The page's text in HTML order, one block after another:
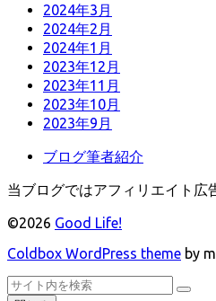
2024年3月
2024年2月
2024年1月
2023年12月
2023年11月
2023年10月
2023年9月
ブログ筆者紹介
当ブログではアフィリエイト広
©2026 Good Life!
Coldbox WordPress theme by
ト
検
検